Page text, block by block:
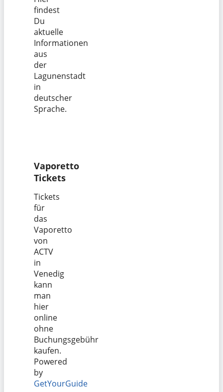
findest
Du
aktuelle
Informationen
aus
der
Lagunenstadt
in
deutscher
Sprache.
Vaporetto
Tickets
Tickets
für
das
Vaporetto
von
ACTV
in
Venedig
kann
man
hier
online
ohne
Buchungsgebühr
kaufen.
Powered
by
GetYourGuide